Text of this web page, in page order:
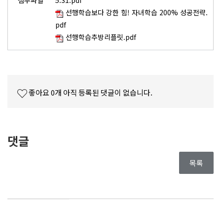
선행학습보다 강한 힘! 자녀학습 200% 성공전략.
pdf
선행학습추방리플릿.pdf
좋아요0개 아직 등록된 댓글이 없습니다.
댓글
목록